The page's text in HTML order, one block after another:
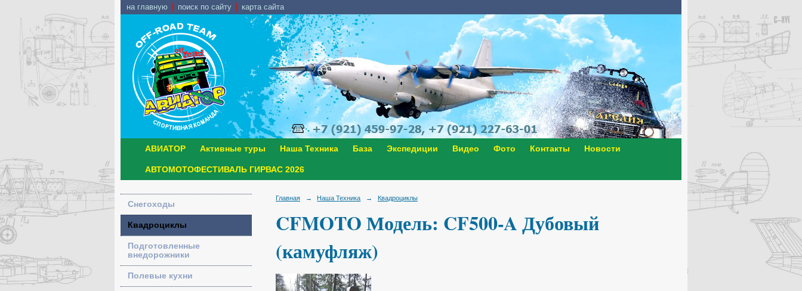
на главную поиск по сайту карта сайта
АВИАТОР Активные туры Наша Техника База Экспедиции Видео Фото Контакты Новости
АВТОМОТОФЕСТИВАЛЬ ГИРВАС 2026
Снегоходы
Квадроциклы
Подготовленные
внедорожники
Полевые кухни
Главная → Наша Техника → Квадроциклы
CFMOTO Модель: CF500-A Дубовый
(камуфляж)